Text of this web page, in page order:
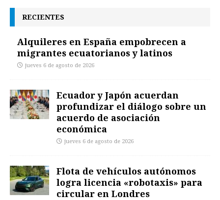
RECIENTES
Alquileres en España empobrecen a
migrantes ecuatorianos y latinos
jueves 6 de agosto de 2026
Ecuador y Japón acuerdan
profundizar el diálogo sobre un
acuerdo de asociación
económica
jueves 6 de agosto de 2026
Flota de vehículos autónomos
logra licencia «robotaxis» para
circular en Londres